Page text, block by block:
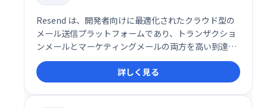
Resend は、開発者向けに最適化されたクラウド型の
メール送信プラットフォームであり、トランザクショ
ンメールとマーケティングメールの両方を高い到達率
とスピードで届けることに特化したソリューションで
す。メールの信頼性や配信パフォーマンスに加え、開
発者体験（DX）を徹底的に重視した設計により、
SaaS企業やスタートアップを中心に注目を集めていま
詳しく見る